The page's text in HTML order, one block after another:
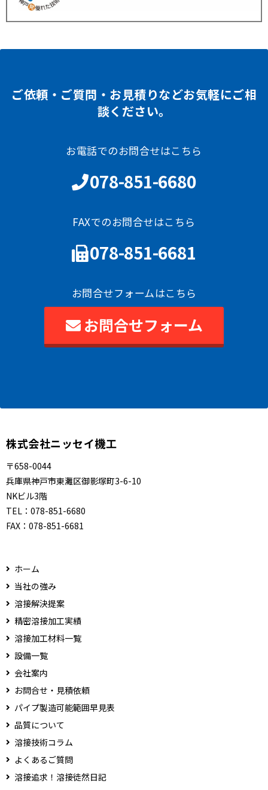
ご依頼・ご質問・お見積りなどお気軽にご相
談ください。
お電話でのお問合せはこちら
078-851-6680
FAXでのお問合せはこちら
078-851-6681
お問合せフォームはこちら
お問合せフォーム
株式会社ニッセイ機工
〒658-0044
兵庫県神戸市東灘区御影塚町3-6-10
NKビル3階
TEL： 078-851-6680
FAX： 078-851-6681
ホーム
当社の強み
溶接解決提案
精密溶接加工実績
溶接加工材料一覧
設備一覧
会社案内
お問合せ・見積依頼
パイプ製造可能範囲早見表
品質について
溶接技術コラム
よくあるご質問
溶接追求！溶接徒然日記